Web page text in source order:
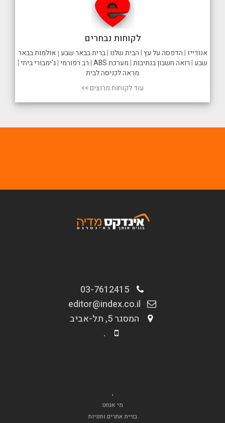
לקוחות נבחרים
אנודייז |הדפסה על עץ|הבית שלנו|ברית בבאר שבעןאולמות בבאר
שבע|רואה חשבון בנתיבות|מערכת ABS |רב רפורמי|ג'ימבורי ביתי|
מראה לכניסה לבית
עוד לקוחות מרוצים >>
03-7612415
המסגר 5, תל-אביב
.
.
מי אנחנו
בניית אתרים וחנויות